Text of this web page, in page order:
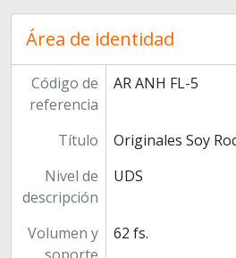
Área de identidad
Código de
referencia
AR ANH FL-5
Título
Originales Soy
Nivel de
descripción
UDS
Volumen y
62 fs.